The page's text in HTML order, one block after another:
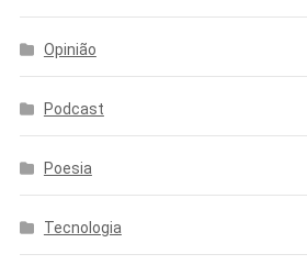
Opinião
Podcast
Poesia
Tecnologia